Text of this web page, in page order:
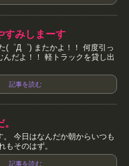
すみしまーす
(゜Д゜) またかよ！！ 何度引っ
んだよ！！ 軽トラックを貸し出
記事を読む
。 今日はなんだか朝からいつも
もそのはず。
記事を読む